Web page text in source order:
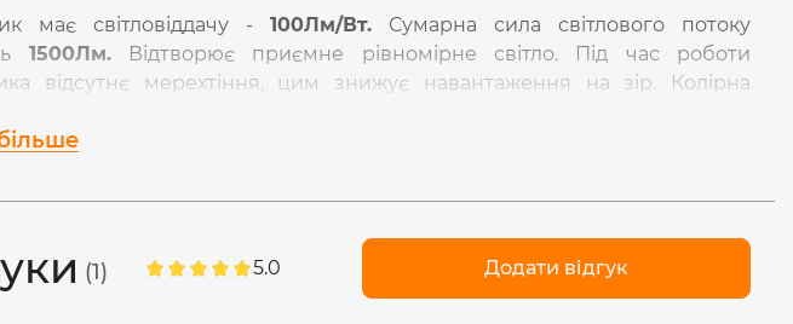
має світловіддачу -100Лм/Вт. Сумарна сила світлового потоку
1500Лм.Відтворює приємне рівномірне світло. Під час роботи
відсутнє мерехтіння, цим знижує навантаження на зір. Колірна
світла -
використовуються тільки безпечні матеріали.
напряму до мережі забезпечить стабільну роботу при
(1) 5.0 Додати відгук